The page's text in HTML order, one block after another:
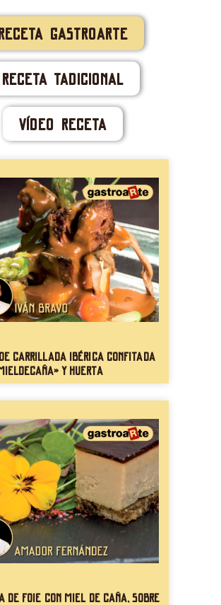
Gastroarte
Receta Tadicional
Vídeo Receta
carrillada ibérica confitada
y huerta
de foie con miel de caña, sobre